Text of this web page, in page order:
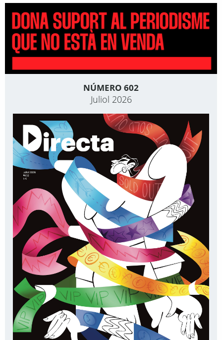
NÚMERO 602
Juliol 2026